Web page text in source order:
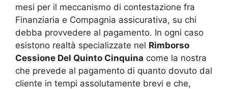
mesi per il meccanismo di contestazione fra
Finanziaria e Compagnia assicurativa, su chi
debba provvedere al pagamento. In ogni caso
esistono realtà specializzate nel Rimborso
Cessione Del Quinto Cinquina come la nostra
che prevede al pagamento di quanto dovuto dal
cliente in tempi assolutamente brevi e che,